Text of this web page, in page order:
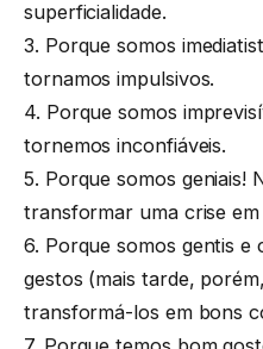
superficialidade.
3. Porque somos
tornamos impulsivos.
4. Porque somos
tornemos inconfiáveis.
5. Porque somos geniais!
transformar uma crise
6. Porque somos gentis e
gestos (mais tarde,
transformá-los em bons